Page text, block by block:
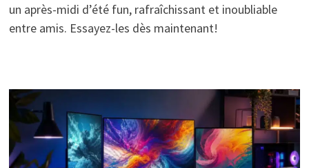
un après-midi d’été fun, rafraîchissant et inoubliable
entre amis. Essayez-les dès maintenant!